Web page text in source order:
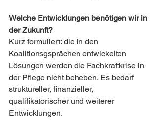
Welche Entwicklungen benötigen wir in
der Zukunft?
Kurz formuliert: die in den
Koalitionsgsprächen entwickelten
Lösungen werden die Fachkraftkrise in
der Pflege nicht beheben. Es bedarf
struktureller, finanzieller,
qualifikatorischer und weiterer
Entwicklungen.